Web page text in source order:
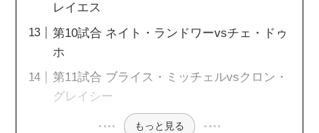
レイエス
第10試合 ネイト・ランドワーvsチェ・ドゥ
ホ
第11試合 ブライス・ミッチェルvsクロン・
グレイシー
もっと見る